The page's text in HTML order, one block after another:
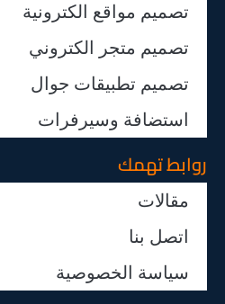
تصميم مواقع الكترونية
تصميم متجر الكتروني
تصميم تطبيقات جوال
استضافة وسيرفرات
روابط تهمك
مقالات
اتصل بنا
سياسة الخصوصية